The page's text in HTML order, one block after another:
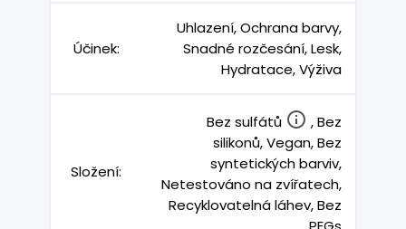
Účinek:
Uhlazení, Ochrana barvy,
Snadné rozčesání, Lesk,
Hydratace, Výživa
Složení:
Bez sulfátů
, Bez
silikonů, Vegan, Bez
syntetických barviv,
Netestováno na zvířatech,
Recyklovatelná láhev, Bez